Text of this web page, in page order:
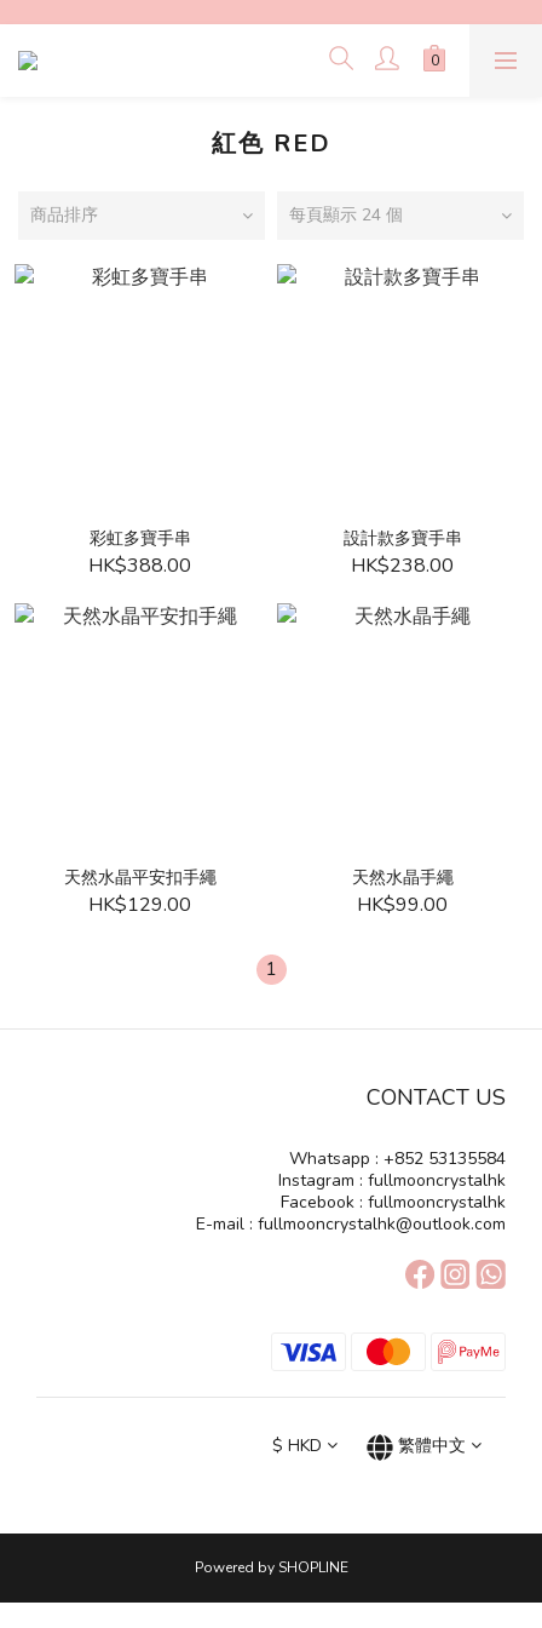
紅色 RED
商品排序 每頁顯示 24 個
彩虹多寶手串
HK$388.00
設計款多寶手串
HK$238.00
天然水晶平安扣手繩
HK$129.00
天然水晶手繩
HK$99.00
1
CONTACT US
Whatsapp : +852 53135584
Instagram : fullmooncrystalhk
Facebook : fullmooncrystalhk
E-mail : fullmooncrystalhk@outlook.com
$ HKD 繁體中文
Powered by SHOPLINE